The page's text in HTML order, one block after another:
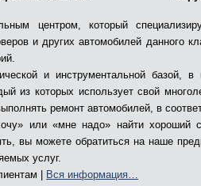
центром, который
и других автомобилей данного
и инструментальной базой, в
из которых использует свой
ремонт автомобилей, в
или «мне надо» найти хороший
вы можете обратиться на наше
услуг.
| Вся информация…